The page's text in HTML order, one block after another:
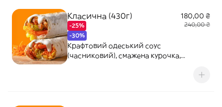
Класична (430г)
-25%
-30%
180,00 ₴
240,00 ₴
Крафтовий одеський соус
(часниковий), смажена курочка,